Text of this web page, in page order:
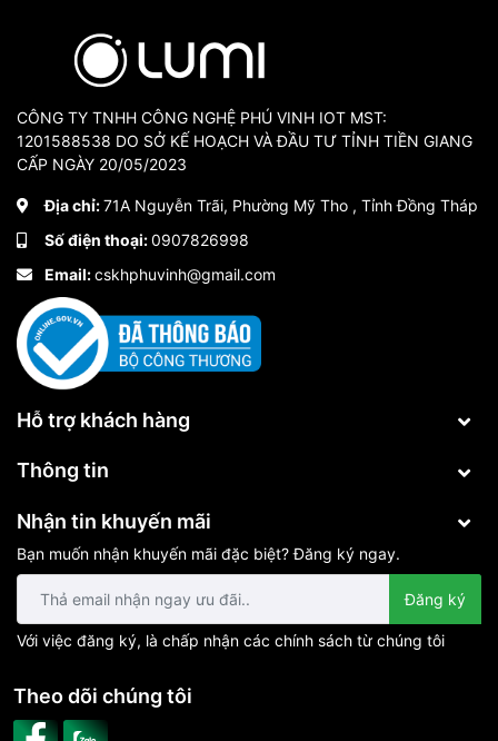
CÔNG TY TNHH CÔNG NGHỆ PHÚ VINH IOT MST:
1201588538 DO SỞ KẾ HOẠCH VÀ ĐẦU TƯ TỈNH TIỀN GIANG
CẤP NGÀY 20/05/2023
Địa chỉ:71A Nguyễn Trãi, Phường Mỹ Tho , Tỉnh Đồng Tháp
Số điện thoại:0907826998
Email:cskhphuvinh@gmail.com
Hỗ trợ khách hàng
Thông tin
Nhận tin khuyến mãi
Bạn muốn nhận khuyến mãi đặc biệt? Đăng ký ngay.
Đăng ký
Với việc đăng ký, là chấp nhận các chính sách từ chúng tôi
Theo dõi chúng tôi